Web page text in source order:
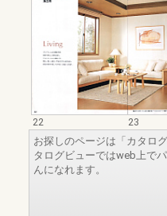
22
23
お探しのページは「カタロ
タログビューではweb上で
んになれます。